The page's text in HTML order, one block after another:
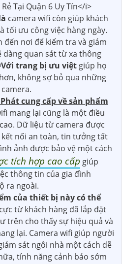
camera wifi còn giúp khách
tối ưu công việc hàng ngày.
đến nơi để kiểm tra và giám
dàng quan sát từ xa thông
Với trang bị ưu việt giúp họ
không sợ bỏ qua những
cung cấp về sản phẩm
mang lại cũng là một điều
Dữ liệu từ camera được
nối an toàn, tin tưởng tất
ảnh được bảo vệ một cách
tích hợp cao cấp giúp
thông tin của gia đình
ra ngoài.
của thiết bị này có thể
từ khách hàng đã lắp đặt
trên cho thấy sự hiệu quả và
lại. Camera wifi giúp người
sát ngôi nhà một cách dễ
tính năng cảnh báo sớm